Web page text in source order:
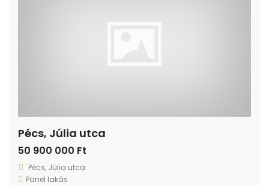
Pécs, Júlia utca
50 900 000 Ft
Pécs, Júlia utca
Panel lakás